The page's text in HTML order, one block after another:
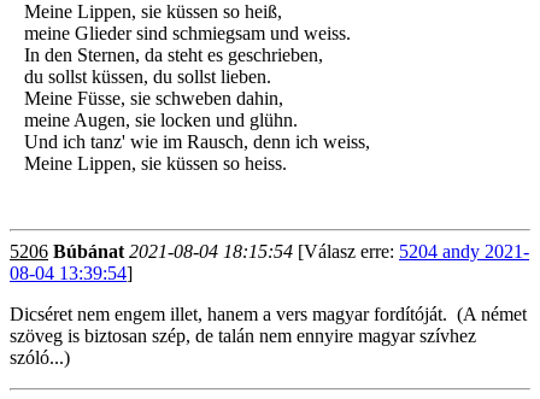
Meine Lippen, sie küssen so heiß,
meine Glieder sind schmiegsam und weiss.
In den Sternen, da steht es geschrieben,
du sollst küssen, du sollst lieben.
Meine Füsse, sie schweben dahin,
meine Augen, sie locken und glühn.
Und ich tanz' wie im Rausch, denn ich weiss,
Meine Lippen, sie küssen so heiss.
5206 Búbánat 2021-08-04 18:15:54 [Válasz erre: 5204 andy 2021-
08-04 13:39:54]
Dicséret nem engem illet, hanem a vers magyar fordítóját. (A német
szöveg is biztosan szép, de talán nem ennyire magyar szívhez
szóló...)